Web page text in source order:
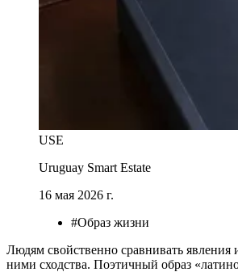
USE
Uruguay Smart Estate
16 мая 2026 г.
#Образ жизни
Людям свойственно сравнивать явления
ними сходства. Поэтичный образ